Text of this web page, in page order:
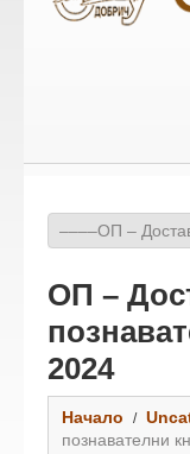
ОП –
2024
Начало
познавателни